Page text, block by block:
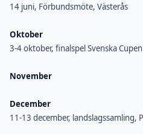
14 juni, Förbundsmöte, Västerås
Oktober
3-4 oktober, finalspel Svenska
November
December
11-13 december, landslagssamling,